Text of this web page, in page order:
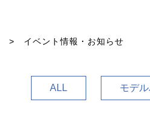
> イベント情報・お知らせ
ALL モデ